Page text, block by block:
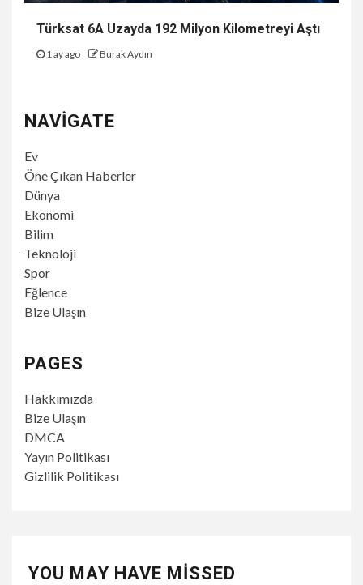
Türksat 6A Uzayda 192 Milyon Kilometreyi Aştı
1 ay ago Burak Aydın
NAVIGATE
Ev
Öne Çıkan Haberler
Dünya
Ekonomi
Bilim
Teknoloji
Spor
Eğlence
Bize Ulaşın
PAGES
Hakkımızda
Bize Ulaşın
DMCA
Yayın Politikası
Gizlilik Politikası
YOU MAY HAVE MISSED